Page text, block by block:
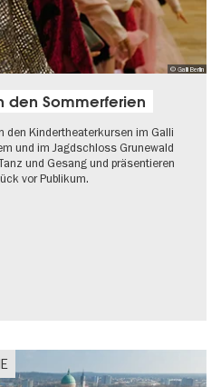
© Galli Berlin
den Sommerferien
den Kindertheaterkursen im Galli
und im Jagdschloss Grunewald
und Gesang und präsentieren
vor Publikum.